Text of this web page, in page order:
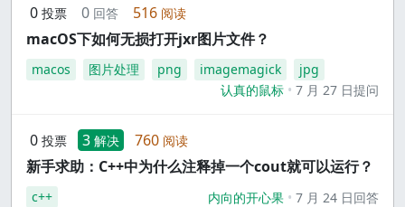
0 投票 0 回答 516 阅读
macOS下如何无损打开jxr图片文件？
macos 图片处理 png imagemagick
jpg
认真的鼠标
7 月 27 日提问
0 投票 3 解决 760 阅读
新手求助：C++中为什么注释掉一个cout就可以运行？
c++ 内向的开心果 7 月 24 日回答